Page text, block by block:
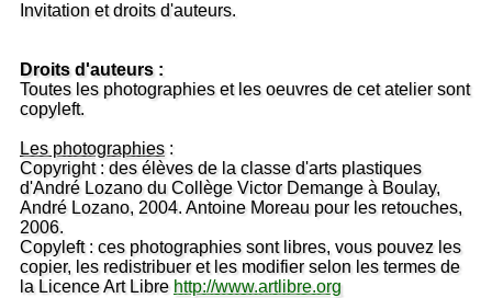
Invitation et droits d'auteurs.
Droits d'auteurs :
Toutes les photographies et les oeuvres de cet atelier sont
copyleft.
Les photographies:
Copyright : des élèves de la classe d'arts plastiques
d'André Lozano du Collège Victor Demange à Boulay,
André Lozano, 2004. Antoine Moreau pour les retouches,
2006.
Copyleft : ces photographies sont libres, vous pouvez les
copier, les redistribuer et les modifier selon les termes de
la Licence Art Libre http://www.artlibre.org